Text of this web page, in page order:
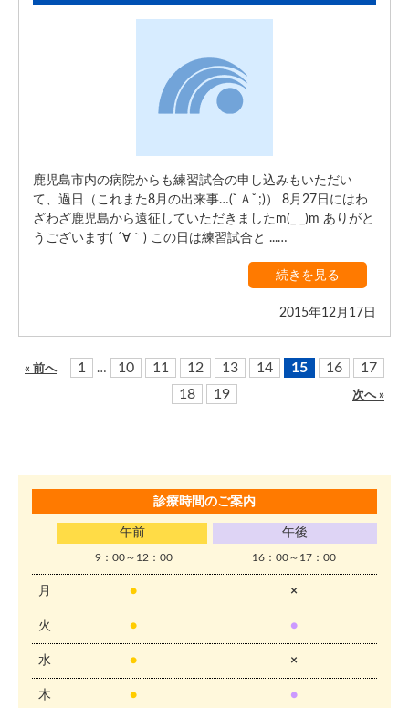
鹿児島市内の病院からも練習試合の申し込みもいただい
て、過日（これまた8月の出来事…(ﾟＡﾟ;)） 8月27日にはわ
ざわざ鹿児島から遠征していただきましたm(_ _)m ありがと
うございます( ´∀｀) この日は練習試合と ...…
続きを見る
2015年12月17日
« 前へ 1 … 10 11 12 13 14 15 16
17
18
19 次へ »
診療時間のご案内
午前 午後
9：00～12：00 16：00～17：00
月 ● ×
火 ● ●
水 ● ×
木 ● ●